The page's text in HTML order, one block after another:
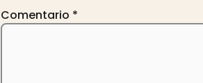
Comentario *